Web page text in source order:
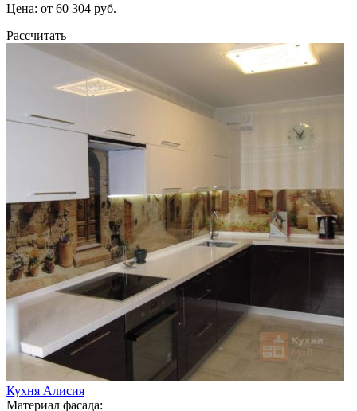
Цена: от 60 304 руб.
Рассчитать
Кухня Алисия
Материал фасада: